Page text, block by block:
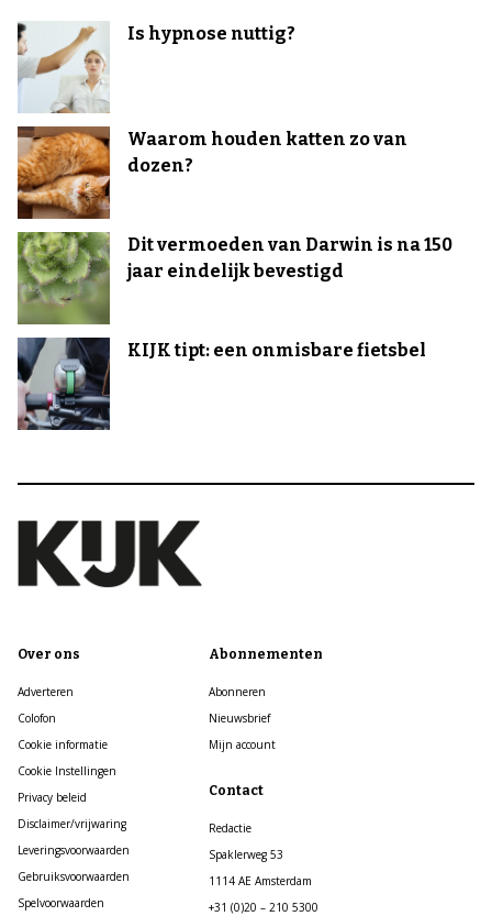
Is hypnose nuttig?
Waarom houden katten zo van
dozen?
Dit vermoeden van Darwin is na 150
jaar eindelijk bevestigd
KIJK tipt: een onmisbare fietsbel
Over ons
Adverteren
Colofon
Cookie informatie
Cookie Instellingen
Privacy beleid
Disclaimer/vrijwaring
Leveringsvoorwaarden
Gebruiksvoorwaarden
Spelvoorwaarden
Abonnementen
Abonneren
Nieuwsbrief
Mijn account
Contact
Redactie
Spaklerweg 53
1114 AE Amsterdam
+31 (0)20 – 210 5300